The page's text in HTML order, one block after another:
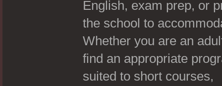
English, exam prep, or
the school to
Whether you are an
find an appropriate
suited to short courses,